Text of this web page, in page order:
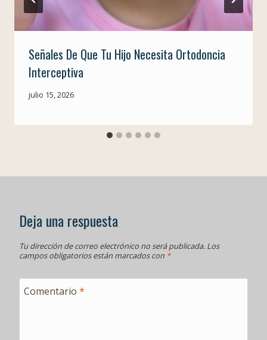
Señales De Que Tu Hijo Necesita Ortodoncia
Interceptiva
julio 15, 2026
Deja una respuesta
Tu dirección de correo electrónico no será publicada. Los
campos obligatorios están marcados con *
Comentario *